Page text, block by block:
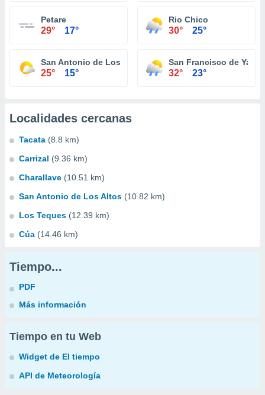
Petare
29° 17°
Rio Chico
30° 25°
San Antonio de Los Altos
25° 15°
San Francisco de Yare
32° 23°
Localidades cercanas
Tacata (8.8 km)
Carrizal (9.36 km)
Charallave (10.51 km)
San Antonio de Los Altos (10.82 km)
Los Teques (12.39 km)
Cúa (14.46 km)
Tiempo...
PDF
Más información
Tiempo en tu Web
Widget de El tiempo
API de Meteorología